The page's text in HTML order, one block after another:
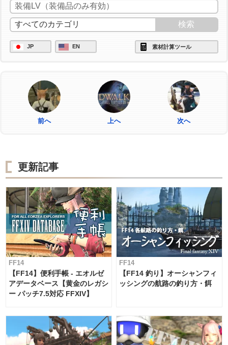
JP EN 素材計算ツール
前へ 上へ 次へ
更新記事
FF14
【FF14】便利手帳 - エオルゼ
アデータベース【黄金のレガシ
ー パッチ7.5対応 FFXIV】
FF14
【FF14 釣り】オーシャンフィ
ッシングの航路の釣り方・餌